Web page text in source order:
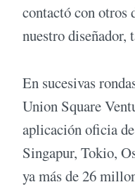
contactó con otros
nuestro diseñador,
En sucesivas
Union Square
aplicación oficia
Singapur, Tokio,
ya más de 26